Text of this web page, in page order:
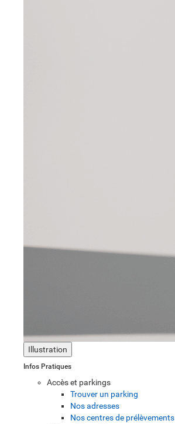
Illustration
Infos Pratiques
Accès et parkings
Trouver un parking
Nos adresses
Nos centres de prélèvements